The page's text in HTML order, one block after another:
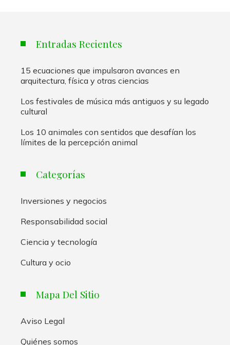
Entradas Recientes
15 ecuaciones que impulsaron avances en
arquitectura, física y otras ciencias
Los festivales de música más antiguos y su legado
cultural
Los 10 animales con sentidos que desafían los
límites de la percepción animal
Categorías
Inversiones y negocios
Responsabilidad social
Ciencia y tecnología
Cultura y ocio
Mapa Del Sitio
Aviso Legal
Quiénes somos